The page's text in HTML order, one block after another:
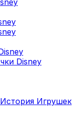
Disney
Игрушек